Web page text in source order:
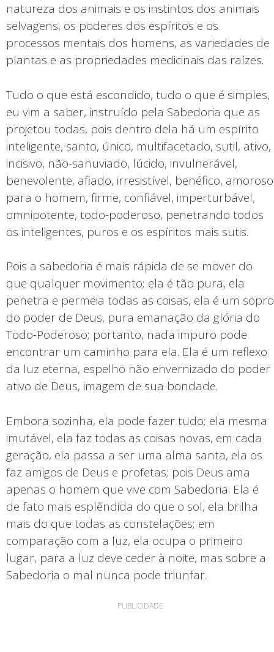
natureza dos animais e os instintos dos animais
selvagens, os poderes dos espíritos e os
processos mentais dos homens, as variedades de
plantas e as propriedades medicinais das raízes.
Tudo o que está escondido, tudo o que é simples,
eu vim a saber, instruído pela Sabedoria que as
projetou todas, pois dentro dela há um espírito
inteligente, santo, único, multifacetado, sutil, ativo,
incisivo, não-sanuviado, lúcido, invulnerável,
benevolente, afiado, irresistível, benéfico, amoroso
para o homem, firme, confiável, imperturbável,
omnipotente, todo-poderoso, penetrando todos
os inteligentes, puros e os espíritos mais sutis.
Pois a sabedoria é mais rápida de se mover do
que qualquer movimento; ela é tão pura, ela
penetra e permeia todas as coisas, ela é um sopro
do poder de Deus, pura emanação da glória do
Todo-Poderoso; portanto, nada impuro pode
encontrar um caminho para ela. Ela é um reflexo
da luz eterna, espelho não envernizado do poder
ativo de Deus, imagem de sua bondade.
Embora sozinha, ela pode fazer tudo; ela mesma
imutável, ela faz todas as coisas novas, em cada
geração, ela passa a ser uma alma santa, ela os
faz amigos de Deus e profetas; pois Deus ama
apenas o homem que vive com Sabedoria. Ela é
de fato mais esplêndida do que o sol, ela brilha
mais do que todas as constelações; em
comparação com a luz, ela ocupa o primeiro
lugar, para a luz deve ceder à noite, mas sobre a
Sabedoria o mal nunca pode triunfar.
PUBLICIDADE